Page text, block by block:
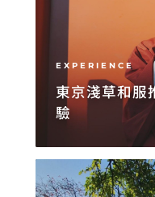
EXPERIENCE
東京淺草和服
驗